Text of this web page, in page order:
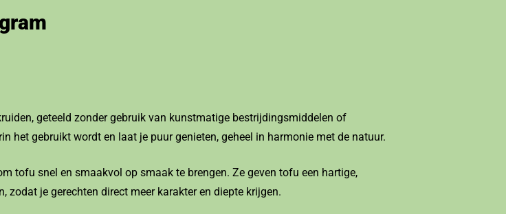
geteeld zonder gebruik van kunstmatige bestrijdingsmiddelen of
het gebruikt wordt en laat je puur genieten, geheel in harmonie met de natuur.
tofu snel en smaakvol op smaak te brengen. Ze geven tofu een hartige,
je gerechten direct meer karakter en diepte krijgen.